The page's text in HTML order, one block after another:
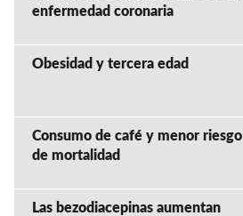
enfermedad coronaria
Obesidad y tercera edad
Consumo de café y menor riesgo
de mortalidad
Las bezodiacepinas aumentan